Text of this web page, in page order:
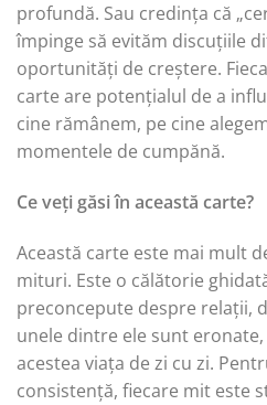
profundă. Sau credința că
împinge să evităm discuțiile
oportunități de creștere.
carte are potențialul de a
cine rămânem, pe cine
momentele de cumpănă.
Ce veți găsi în această carte?
Această carte este mai mult
mituri. Este o călătorie
preconcepute despre relații,
unele dintre ele sunt
acestea viața de zi cu zi.
consistență, fiecare mit este